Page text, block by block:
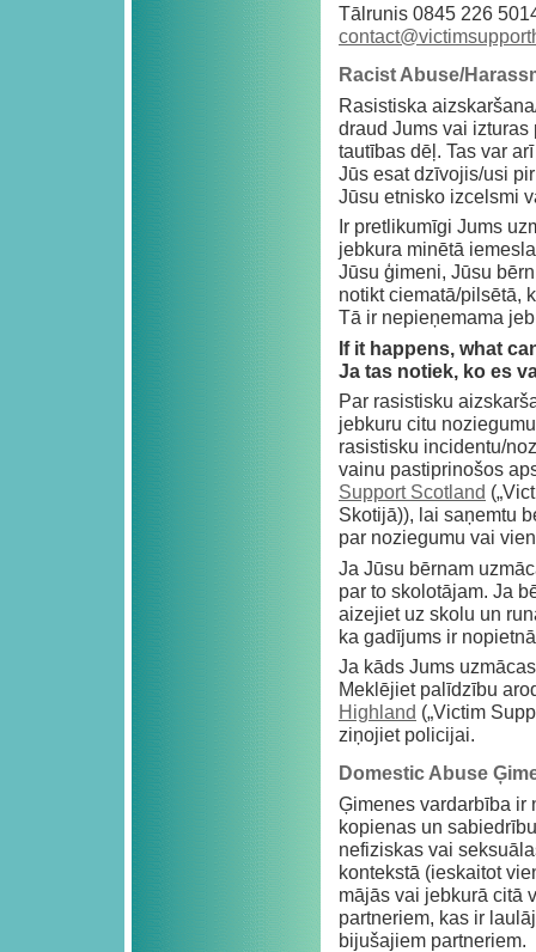
Tālrunis 0845 226
Racist Abuse/
Rasistiska
draud Jums vai
tautības dēļ. Tas var
Jūs esat dzīvojis/usi
Jūsu etnisko izcelsmi
Ir pretlikumīgi Jums
jebkura minētā
Jūsu ģimeni, Jūsu
notikt ciematā/pilsētā,
Tā ir nepieņemama
If it happens, what
Ja tas notiek, ko es
Par rasistisku
jebkuru citu
rasistisku incidentu/
vainu pastiprinošos
Support Scotland
Skotijā)), lai saņemtu
par noziegumu vai
Ja Jūsu bērnam
par to skolotājam. Ja
aizejiet uz skolu un
ka gadījums ir
Ja kāds Jums
Meklējiet palīdzību
Highland („Victim
ziņojiet policijai.
Domestic Abuse
Ģimenes vardarbība ir
kopienas un
nefiziskas vai
kontekstā (ieskaitot
mājās vai jebkurā citā
partneriem, kas ir
bijušajiem partneriem.